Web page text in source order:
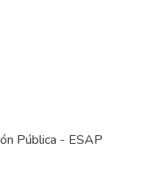
Pública - ESAP